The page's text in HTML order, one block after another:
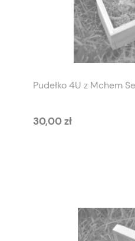
Pudełko 4U z Mchem
30,00 zł